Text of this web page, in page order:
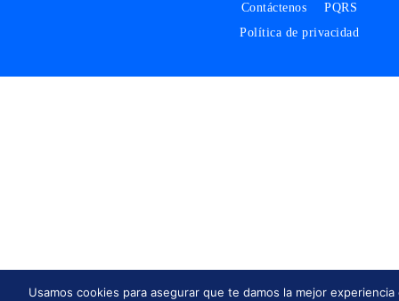
Contáctenos
PQRS
Política de privacidad
Usamos cookies para asegurar que te damos la mejor experiencia